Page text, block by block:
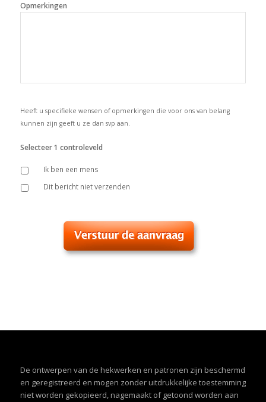
Opmerkingen
Heeft u specifieke wensen of opmerkingen die voor ons van belang
kunnen zijn geeft u ze dan svp aan.
Selecteer 1 controleveld
Ik ben een mens
Dit bericht niet verzenden
De ontwerpen van de hekwerken en patronen zijn beschermd
en geregistreerd en mogen zonder uitdrukkelijke toestemming
niet worden gekopieerd, nagemaakt of getoond worden aan